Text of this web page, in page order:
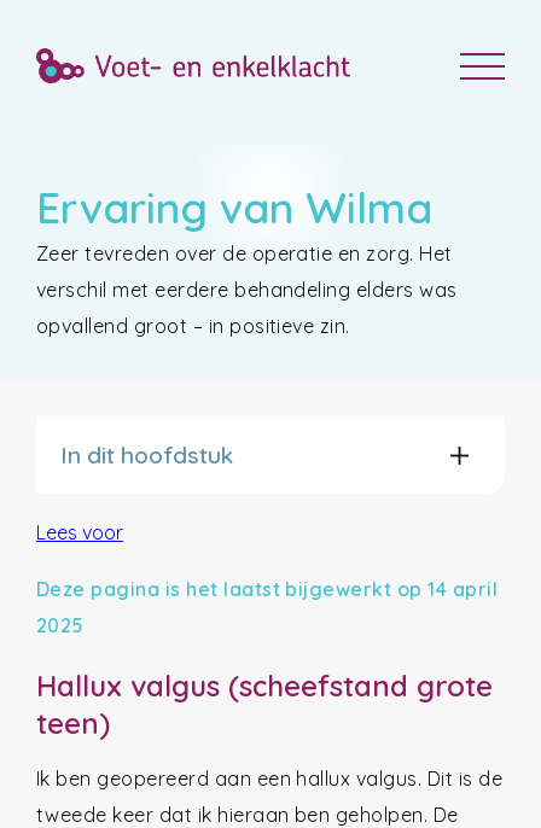
Ervaring van Wilma
Zeer tevreden over de operatie en zorg. Het
verschil met eerdere behandeling elders was
opvallend groot – in positieve zin.
In dit hoofdstuk
Lees voor
Deze pagina is het laatst bijgewerkt op 14 april
2025
Hallux valgus (scheefstand grote
teen)
Ik ben geopereerd aan een hallux valgus. Dit is de
tweede keer dat ik hieraan ben geholpen. De